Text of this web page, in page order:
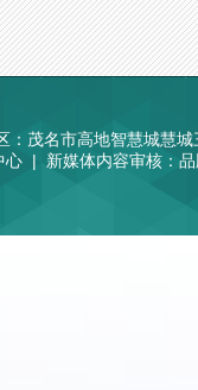
：茂名市高地智慧城慧城
心 | 新媒体内容审核：